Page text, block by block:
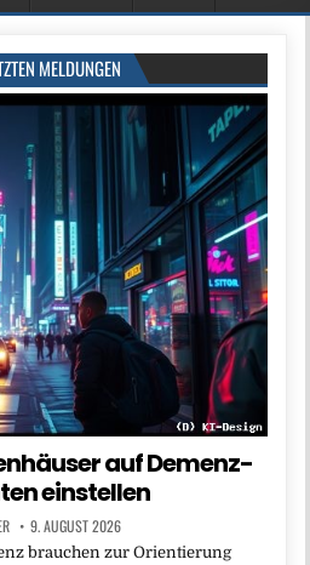
MELDUNGEN
auf Demenz-
einstellen
9. AUGUST 2026
brauchen zur Orientierung